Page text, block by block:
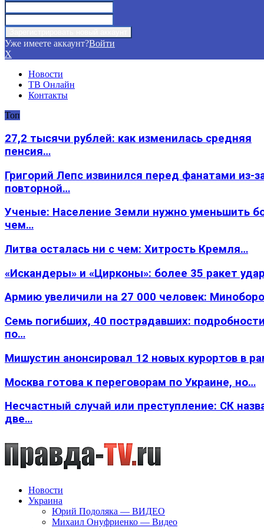
Уже имеете аккаунт?Войти
X
Новости
ТВ Онлайн
Контакты
Топ
27,2 тысячи рублей: как изменилась средняя
пенсия…
Григорий Лепс извинился перед фанатами из-
повторной…
Ученые: Население Земли нужно уменьшить
чем…
Литва осталась ни с чем: Хитрость Кремля…
«Искандеры» и «Цирконы»: более 35 ракет
Армию увеличили на 27 000 человек:
Семь погибших, 40 пострадавших:
по…
Мишустин анонсировал 12 новых курортов в
Москва готова к переговорам по Украине, но…
Несчастный случай или преступление: СК
две…
Новости
Украина
Юрий Подоляка — ВИДЕО
Михаил Онуфриенко — Видео